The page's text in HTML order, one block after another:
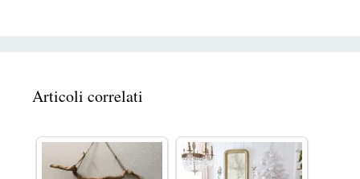
Articoli correlati